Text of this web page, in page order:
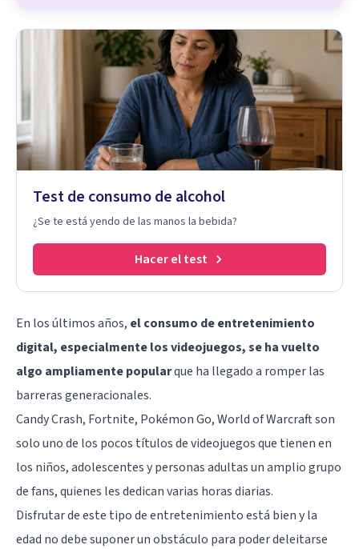
Test de consumo de alcohol
¿Se te está yendo de las manos la bebida?
Hacer el test
En los últimos años, el consumo de entretenimiento
digital, especialmente los videojuegos, se ha vuelto
algo ampliamente popularque ha llegado a romper las
barreras generacionales.
Candy Crash, Fortnite, Pokémon Go, World of Warcraft son
solo uno de los pocos títulos de videojuegos que tienen en
los niños, adolescentes y personas adultas un amplio grupo
de fans, quienes les dedican varias horas diarias.
Disfrutar de este tipo de entretenimiento está bien y la
edad no debe suponer un obstáculo para poder deleitarse